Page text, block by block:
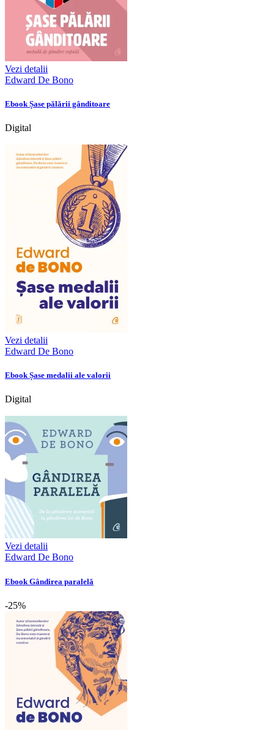
Vezi detalii
Edward De Bono
Ebook Șase pălării gânditoare
Digital
Vezi detalii
Edward De Bono
Ebook Șase medalii ale valorii
Digital
Vezi detalii
Edward De Bono
Ebook Gândirea paralelă
-25%